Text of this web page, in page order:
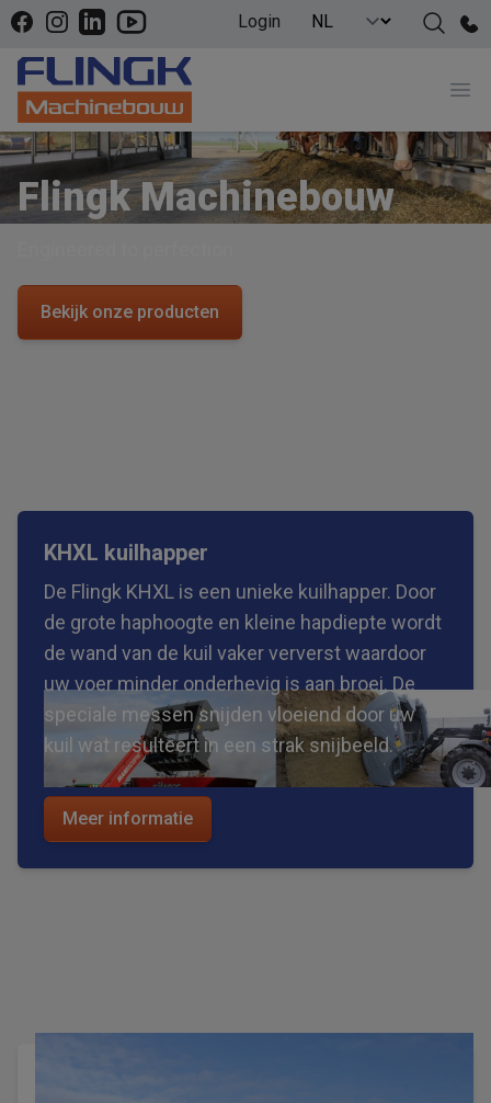
FacebookInstagram
LinkedInYouTube Login
Flingk Machinebouw
Bekijk onze producten
KHXL kuilhapper
De Flingk KHXL is een unieke kuilhapper. Door
de grote haphoogte en kleine hapdiepte wordt
de wand van de kuil vaker ververst waardoor
uw voer minder onderhevig is aan broei. De
speciale messen snijden vloeiend door uw
kuil wat resulteert in een strak snijbeeld.
Meer informatie